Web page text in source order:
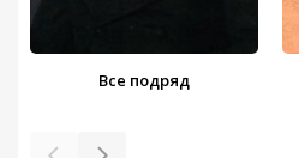
Все подряд